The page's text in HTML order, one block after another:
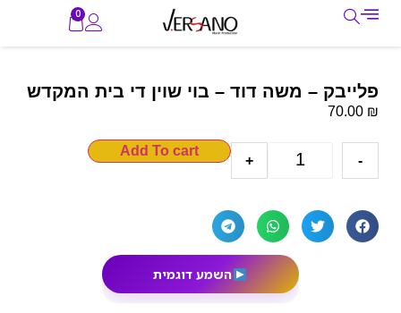
0
פלייבק – משה דוד – בוי שוין די בית המקדש
70.00 ₪
-
+
Add To cart
השמע דוגמית